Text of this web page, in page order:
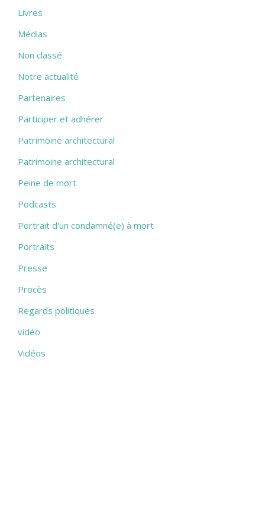
Livres
Médias
Non classé
Notre actualité
Partenaires
Participer et adhérer
Patrimoine architectural
Patrimoine architectural
Peine de mort
Podcasts
Portrait d'un condamné(e) à mort
Portraits
Presse
Procès
Regards politiques
vidéo
Vidéos